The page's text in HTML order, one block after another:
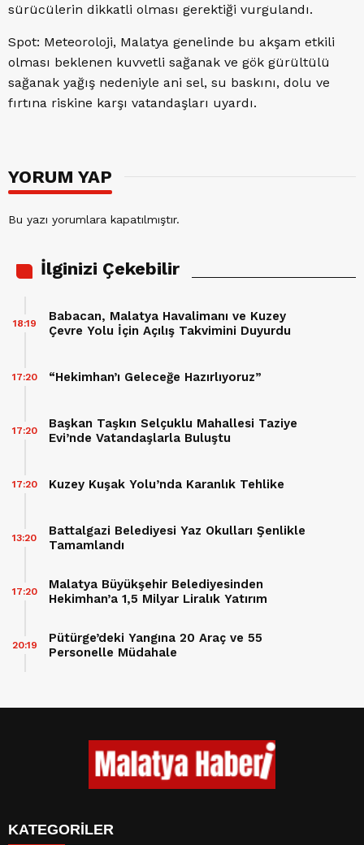
sürücülerin dikkatli olması gerektiği vurgulandı.
Spot: Meteoroloji, Malatya genelinde bu akşam etkili
olması beklenen kuvvetli sağanak ve gök gürültülü
sağanak yağış nedeniyle ani sel, su baskını, dolu ve
fırtına riskine karşı vatandaşları uyardı.
YORUM YAP
Bu yazı yorumlara kapatılmıştır.
İlginizi Çekebilir
Babacan, Malatya Havalimanı ve Kuzey
Çevre Yolu İçin Açılış Takvimini Duyurdu
18:19
“Hekimhan’ı Geleceğe Hazırlıyoruz”
17:20
Başkan Taşkın Selçuklu Mahallesi Taziye
Evi’nde Vatandaşlarla Buluştu
17:20
Kuzey Kuşak Yolu’nda Karanlık Tehlike
17:20
Battalgazi Belediyesi Yaz Okulları Şenlikle
Tamamlandı
13:20
Malatya Büyükşehir Belediyesinden
Hekimhan’a 1,5 Milyar Liralık Yatırım
17:20
Pütürge’deki Yangına 20 Araç ve 55
Personelle Müdahale
20:19
KATEGORİLER